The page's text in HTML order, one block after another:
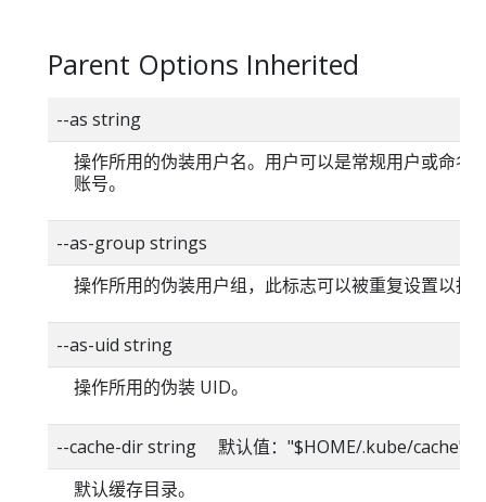
Parent Options Inherited
--as string
操作所用的伪装用户名。用户可以是常规用户或命名
账号。
--as-group strings
操作所用的伪装用户组，此标志可以被重复设置以指
--as-uid string
操作所用的伪装 UID。
--cache-dir string 默认值："$HOME/.kube/cache"
默认缓存目录。